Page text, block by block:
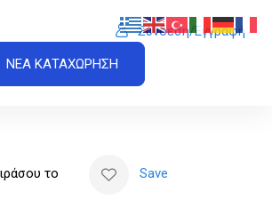
Σύνδεση/Εγγραφή
ΝΕΑ ΚΑΤΑΧΩΡΗΣΗ
το Save